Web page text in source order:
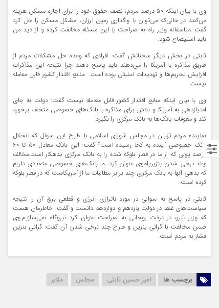
وی با بیان اینکه ۵۰ درصد مردم، نصف حقوق خود را برای اجاره مسکن هزینه
می‌کنند در حالی‌که می‌توان با واگذاری زمین ارزان، مشکل مسکن را حل کرد
گفت: متاسفانه وزیر راه به صراحت با این مسئله مخالفت کرده و از دید من
باید استیضاح شود.
ثابتی در بخش دیگر سخنانش گفت: افرادی که وعده حل مشکلات مردم از
طریق مذاکره با آمریکا را می‌دهند باید پاسخ دهند چرا نتیجه این مذاکرات
افزایش تحریم‌ها و تهدیدات امنیتی بوده است. منابع اقتدار کشور قابل معامله
نیست
وی با بیان اینکه منابع اقتدار کشور قابل معامله نیست گفت: دولت به جای
امتیازدهی به آمریکا و تلاش برای مذاکره با بانک‌های خصوصی متخلف برخورد
کند و معوقات بانک‌ها به بانک مرکزی را بگیرد.
نماینده مردم تهران در مجلس شورای اسلامی با طرح این سوال که انحلال
بانک خصوصی آینده به کجا رسیده است؟ گفت: این بانک معادل ۵۰ تا ۶۰
درصد پولی که از ما در قطر بلوکه شده را به بانک مرکزی بدهکار است.مخالف
چند نرخی شدن بنزین‌اموی عنوان کرد: ما بانک‌های خصوصی متعددی داریم
که بدهی آنها به بانک مرکزی چند برابر مطالبات ما از آمریکاست که در قطر بلوکه
کرده است.
ثابتی در پاسخ به سوالی در مورد ناترازی انرژی و قطعی برق آن را نتیجه
سیاست‌های غلط در دولت یازدهم و دوازدهم دانست و گفت: خاطرمان هست
که وزیر نیرو در دولت روحانی به صراحت عنوان کرد نیروگاه نمی‌سازیم.وی
ضمن مخالفت با گرانی بنزین و طرح چند نرخی شدن آن گفت: گرانی بنزین
فشار به مردم است.
برچسب ها امیر حسین ثابتی مجلس ملایر